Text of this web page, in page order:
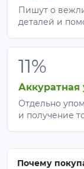
Пишут о
деталей и
11%
Аккуратная
Отдельно
и получение
Почему